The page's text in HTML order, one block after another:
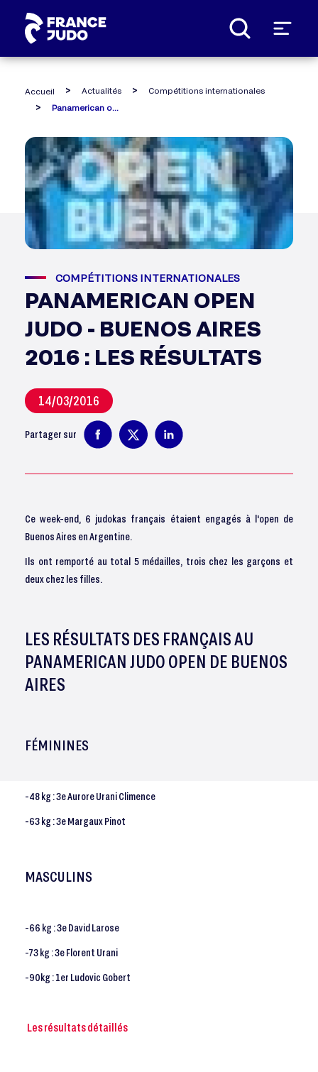
Accueil Actualités
Compétitions internationales
COMPÉTITIONS INTERNATIONALES
PANAMERICAN OPEN
JUDO - BUENOS AIRES
2016 : LES RÉSULTATS
14/03/2016
Partager sur
Ce week-end, 6 judokas français étaient engagés à l'open de
Buenos Aires en Argentine.
Ils ont remporté au total 5 médailles, trois chez les garçons et
deux chez les filles.
LES RÉSULTATS DES FRANÇAIS AU
PANAMERICAN JUDO OPEN DE BUENOS
AIRES
FÉMININES
-48 kg : 3e Aurore Urani Climence
-63 kg : 3e Margaux Pinot
MASCULINS
-66 kg : 3e David Larose
-73 kg : 3e Florent Urani
-90kg : 1er Ludovic Gobert
Les résultats détaillés